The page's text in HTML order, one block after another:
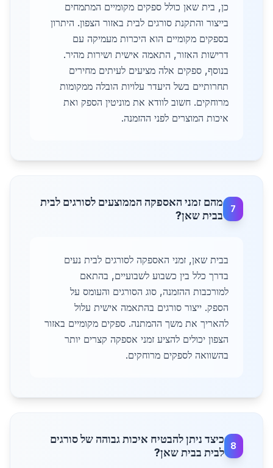
כן, בית שאן כולל ספקים מקומיים המתמחים
בייצור והתקנת סורגים לבית באזור הצפון. היתרון
בספקים מקומיים הוא היכרות מעמיקה עם
דרישות האזור, התאמה אישית ושירות מהיר.
בנוסף, ספקים אלה מציעים לעיתים מחירים
תחרותיים בשל היעדר עלויות הובלה ממקומות
מרוחקים. חשוב לוודא את מוניטין הספק ואת
איכות המוצרים לפני ההזמנה.
7
מהם זמני האספקה הממוצעים לסורגים לבית
בבית שאן?
בבית שאן, זמני האספקה לסורגים לבית נעים
בדרך כלל בין כשבוע לשבועיים, בהתאם
למורכבות ההזמנה, סוג הסורגים והעומס על
הספק. ייצור סורגים בהתאמה אישית עלול
להאריך את משך ההמתנה. ספקים מקומיים באזור
הצפון יכולים להציע זמני אספקה קצרים יותר
בהשוואה לספקים מרוחקים.
8
כיצד ניתן להבטיח איכות גבוהה של סורגים
לבית בבית שאן?